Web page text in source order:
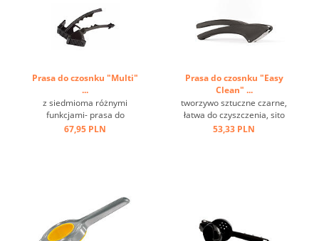
Prasa do czosnku "Multi"
...
z siedmioma różnymi
funkcjami- prasa do
czosnku, obieraczka do ryb,
67,95 PLN
Prasa do czosnku "Easy
Clean" ...
tworzywo sztuczne czarne,
łatwa do czyszczenia, sito
metalowe ...
53,33 PLN